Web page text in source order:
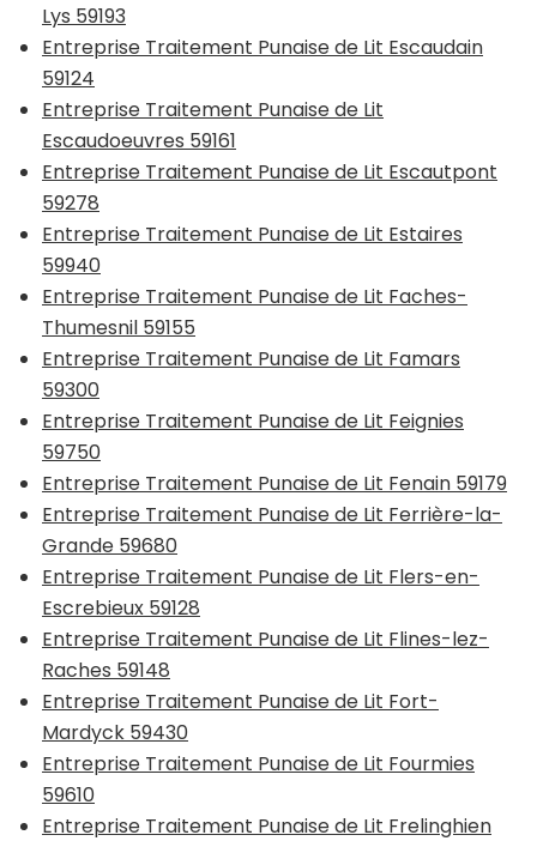
Lys 59193
Entreprise Traitement Punaise de Lit Escaudain
59124
Entreprise Traitement Punaise de Lit
Escaudoeuvres 59161
Entreprise Traitement Punaise de Lit Escautpont
59278
Entreprise Traitement Punaise de Lit Estaires
59940
Entreprise Traitement Punaise de Lit Faches-
Thumesnil 59155
Entreprise Traitement Punaise de Lit Famars
59300
Entreprise Traitement Punaise de Lit Feignies
59750
Entreprise Traitement Punaise de Lit Fenain 59179
Entreprise Traitement Punaise de Lit Ferrière-la-
Grande 59680
Entreprise Traitement Punaise de Lit Flers-en-
Escrebieux 59128
Entreprise Traitement Punaise de Lit Flines-lez-
Raches 59148
Entreprise Traitement Punaise de Lit Fort-
Mardyck 59430
Entreprise Traitement Punaise de Lit Fourmies
59610
Entreprise Traitement Punaise de Lit Frelinghien